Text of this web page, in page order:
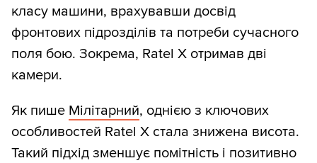
класу машини, врахувавши досвід
фронтових підрозділів та потреби сучасного
поля бою. Зокрема, Ratel X отримав дві
камери.
Як пише Мілітарний, однією з ключових
особливостей Ratel X стала знижена висота.
Такий підхід зменшує помітність і позитивно